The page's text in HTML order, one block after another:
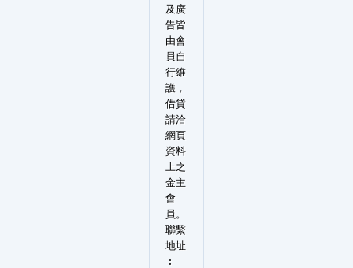
及廣
告皆
由會
員自
行維
護，
借貸
請洽
網頁
資料
上之
金主
會
員。
聯繫
地址
︰